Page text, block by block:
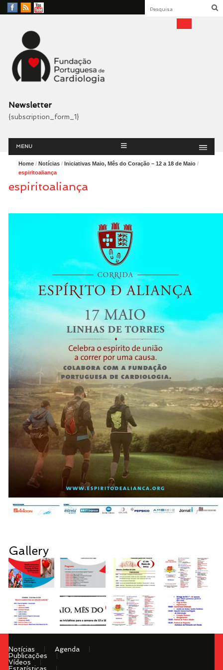
Facebook
RSS
YouTube
Fundação Portuguesa
Cardiologia
Newsletter
{subscription_form_1}
Menu
MENU
Home/ Notícias/ Iniciativas Maio, Mês do Coração – 12 a 18 de Maio/
espiritoaliança
espiritoaliança
Gallery
Notícias
Agenda
Publicações
Vídeos
Estatísticas